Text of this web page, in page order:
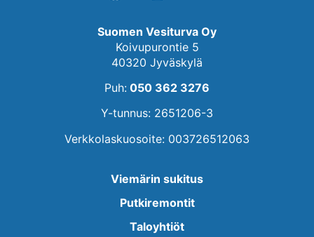
Suomen Vesiturva Oy
Koivupurontie 5
40320 Jyväskylä
Puh: 050 362 3276
Y-tunnus: 2651206-3
Verkkolaskuosoite: 003726512063
Viemärin sukitus
Putkiremontit
Taloyhtiöt